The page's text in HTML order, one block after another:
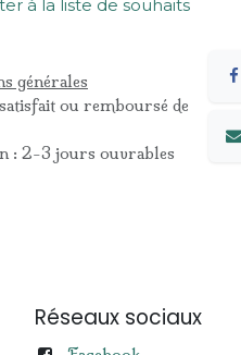
à la liste de souhaits
générales
ou remboursé de
: 2-3 jours ouvrables
Réseaux sociaux